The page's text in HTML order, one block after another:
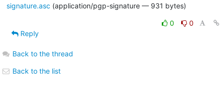
signature.asc (application/pgp-signature — 931 bytes)
0
0
Reply
Back to the thread
Back to the list